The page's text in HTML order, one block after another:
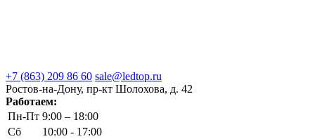
+7 (863) 209 86 60 sale@ledtop.ru
Ростов-на-Дону, пр-кт Шолохова, д. 42
Работаем:
Пн-Пт 9:00 – 18:00
Сб
10:00 - 17:00